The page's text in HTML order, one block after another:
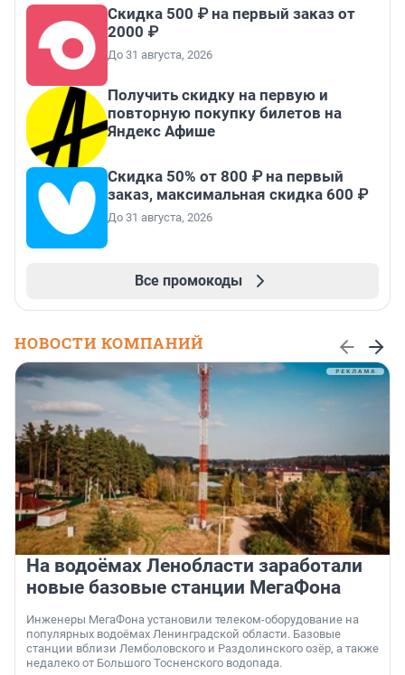
Скидка 500 ₽ на первый заказ от
2000 ₽
До 31 августа, 2026
Получить скидку на первую и
повторную покупку билетов на
Яндекс Афише
Скидка 50% от 800 ₽ на первый
заказ, максимальная скидка 600 ₽
До 31 августа, 2026
Все промокоды
НОВОСТИ КОМПАНИЙ
На водоёмах Ленобласти заработали
новые базовые станции МегаФона
Инженеры МегаФона установили телеком-оборудование на
популярных водоёмах Ленинградской области. Базовые
станции вблизи Лемболовского и Раздолинского озёр, а также
недалеко от Большого Тосненского водопада.